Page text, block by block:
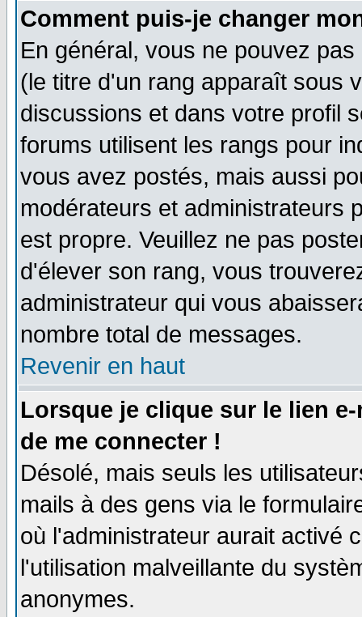
Comment puis-je changer
En général, vous ne pouvez
(le titre d'un rang apparaît sous
discussions et dans votre profil
forums utilisent les rangs pour
vous avez postés, mais aussi
modérateurs et administrateurs
est propre. Veuillez ne pas
d'élever son rang, vous
administrateur qui vous
nombre total de messages.
Revenir en haut
Lorsque je clique sur le lien
de me connecter !
Désolé, mais seuls les
mails à des gens via le
où l'administrateur aurait activé
l'utilisation malveillante du
anonymes.